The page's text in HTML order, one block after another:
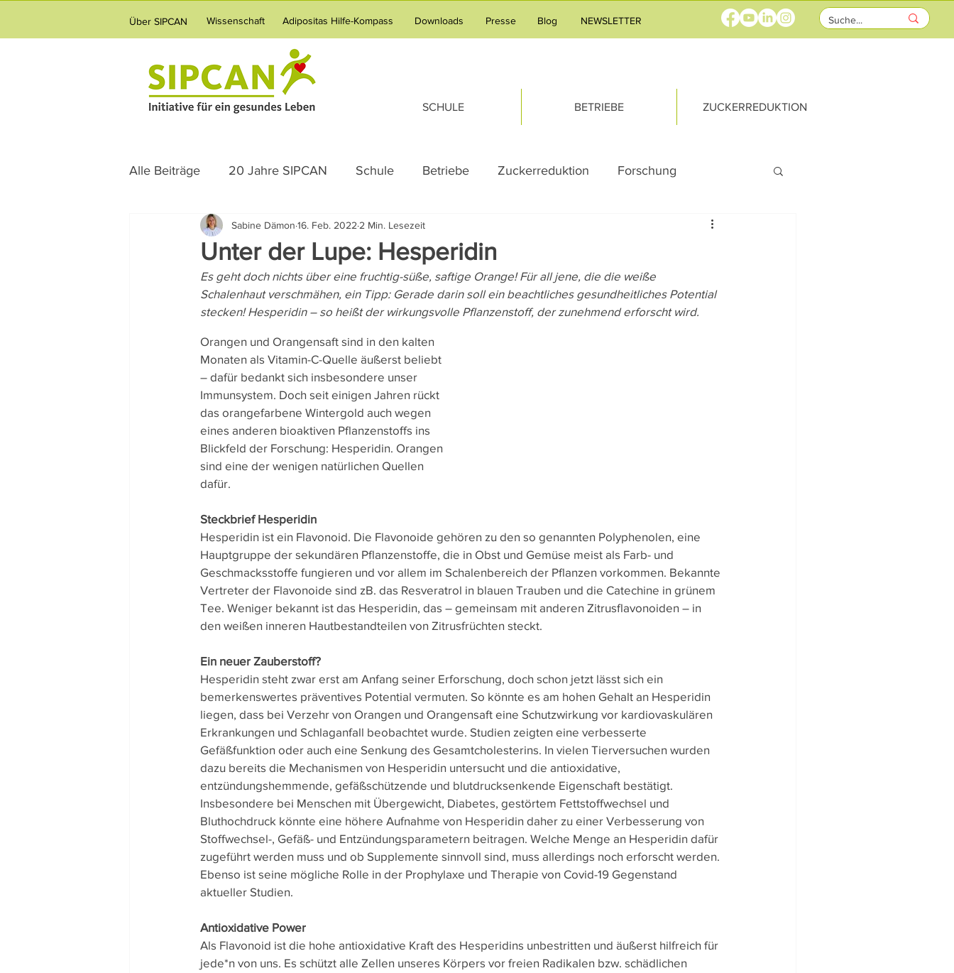
Über SIPCAN Wissenschaft Adipositas Hilfe-Kompass Downloads Presse Blog NEWSLETTER
SCHULE BETRIEBE ZUCKERREDUKTION
Alle Beiträge 20 Jahre SIPCAN Schule Betriebe Zuckerreduktion Forschung
Science News Ernährung Adipositas
Verpflegung Vernetzung Gesundheitsvorsorge Familie Tipps & Tricks
Team-Gedanken Rezepte Heute Schon?
Unter der Lupe: Hesperidin
Sabine Dämon 16. Feb. 2022 2 Min. Lesezeit
Es geht doch nichts über eine fruchtig-süße, saftige Orange! Für all jene, die die weiße
Schalenhaut verschmähen, ein Tipp: Gerade darin soll ein beachtliches gesundheitliches Potential
stecken! Hesperidin – so heißt der wirkungsvolle Pflanzenstoff, der zunehmend erforscht wird.
Orangen und Orangensaft sind in den kalten
Monaten als Vitamin-C-Quelle äußerst beliebt
– dafür bedankt sich insbesondere unser
Immunsystem. Doch seit einigen Jahren rückt
das orangefarbene Wintergold auch wegen
eines anderen bioaktiven Pflanzenstoffs ins
Blickfeld der Forschung: Hesperidin. Orangen
sind eine der wenigen natürlichen Quellen
dafür.
Steckbrief Hesperidin
Hesperidin ist ein Flavonoid. Die Flavonoide gehören zu den so genannten Polyphenolen, eine
Hauptgruppe der sekundären Pflanzenstoffe, die in Obst und Gemüse meist als Farb- und
Geschmacksstoffe fungieren und vor allem im Schalenbereich der Pflanzen vorkommen. Bekannte
Vertreter der Flavonoide sind zB. das Resveratrol in blauen Trauben und die Catechine in grünem
Tee. Weniger bekannt ist das Hesperidin, das – gemeinsam mit anderen Zitrusflavonoiden – in
den weißen inneren Hautbestandteilen von Zitrusfrüchten steckt.
Ein neuer Zauberstoff?
Hesperidin steht zwar erst am Anfang seiner Erforschung, doch schon jetzt lässt sich ein
bemerkenswertes präventives Potential vermuten. So könnte es am hohen Gehalt an Hesperidin
liegen, dass bei Verzehr von Orangen und Orangensaft eine Schutzwirkung vor kardiovaskulären
Erkrankungen und Schlaganfall beobachtet wurde. Studien zeigten eine verbesserte
Gefäßfunktion oder auch eine Senkung des Gesamtcholesterins. In vielen Tierversuchen wurden
dazu bereits die Mechanismen von Hesperidin untersucht und die antioxidative,
entzündungshemmende, gefäßschützende und blutdrucksenkende Eigenschaft bestätigt.
Insbesondere bei Menschen mit Übergewicht, Diabetes, gestörtem Fettstoffwechsel und
Bluthochdruck könnte eine höhere Aufnahme von Hesperidin daher zu einer Verbesserung von
Stoffwechsel-, Gefäß- und Entzündungsparametern beitragen. Welche Menge an Hesperidin dafür
zugeführt werden muss und ob Supplemente sinnvoll sind, muss allerdings noch erforscht werden.
Ebenso ist seine mögliche Rolle in der Prophylaxe und Therapie von Covid-19 Gegenstand
aktueller Studien.
Antioxidative Power
Als Flavonoid ist die hohe antioxidative Kraft des Hesperidins unbestritten und äußerst hilfreich für
jede*n von uns. Es schützt alle Zellen unseres Körpers vor freien Radikalen bzw. schädlichen